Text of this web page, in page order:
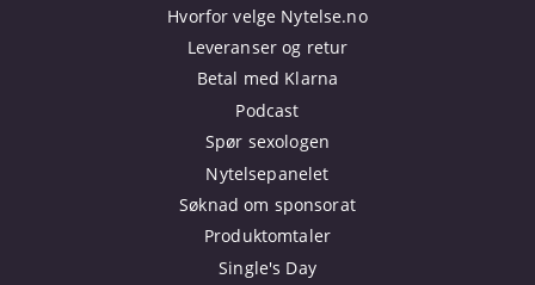
Hvorfor velge Nytelse.no
Leveranser og retur
Betal med Klarna
Podcast
Spør sexologen
Nytelsepanelet
Søknad om sponsorat
Produktomtaler
Single's Day